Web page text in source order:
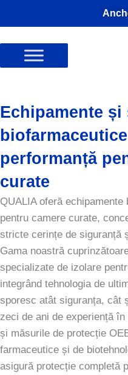
la
conținut
Echipamente și
performanță
curate
QUALIA oferă
pentru camere curate,
stricte cerințe de siguranță
Gama noastră
specializate de izolare
integrând tehnologia de
sporesc atât siguranța, cât
zeci de ani de experiență
și măsurile de protecție
farmaceutice și de
asigură protecție completă